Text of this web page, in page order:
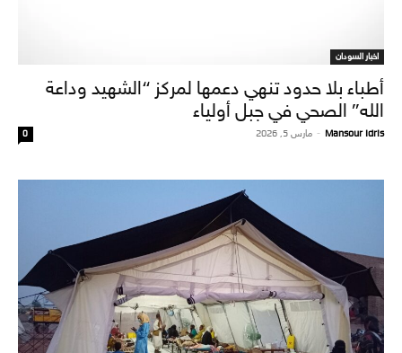
اخبار السودان
أطباء بلا حدود تنهي دعمها لمركز “الشهيد وداعة
الله” الصحي في جبل أولياء
Mansour Idris
- مارس 5, 2026 0